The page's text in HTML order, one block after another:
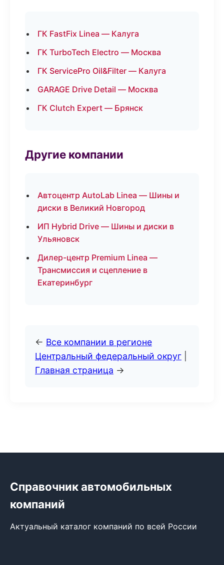
ГК FastFix Linea — Калуга
ГК TurboTech Electro — Москва
ГК ServicePro Oil&Filter — Калуга
GARAGE Drive Detail — Москва
ГК Clutch Expert — Брянск
Другие компании
Автоцентр AutoLab Linea — Шины и
диски в Великий Новгород
ИП Hybrid Drive — Шины и диски в
Ульяновск
Дилер-центр Premium Linea —
Трансмиссия и сцепление в
Екатеринбург
← Все компании в регионе
Центральный федеральный округ
Главная страница →
Справочник автомобильных
компаний
Актуальный каталог компаний по всей России